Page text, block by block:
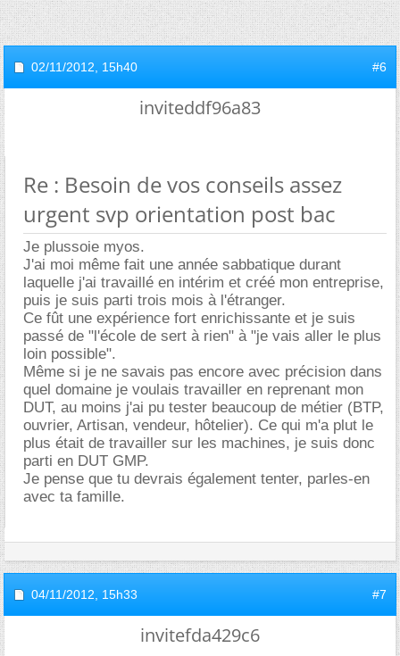
02/11/2012, 15h40 #6
inviteddf96a83
Re : Besoin de vos conseils assez
urgent svp orientation post bac
Je plussoie myos.
J'ai moi même fait une année sabbatique durant
laquelle j'ai travaillé en intérim et créé mon entreprise,
puis je suis parti trois mois à l'étranger.
Ce fût une expérience fort enrichissante et je suis
passé de "l'école de sert à rien" à "je vais aller le plus
loin possible".
Même si je ne savais pas encore avec précision dans
quel domaine je voulais travailler en reprenant mon
DUT, au moins j'ai pu tester beaucoup de métier (BTP,
ouvrier, Artisan, vendeur, hôtelier). Ce qui m'a plut le
plus était de travailler sur les machines, je suis donc
parti en DUT GMP.
Je pense que tu devrais également tenter, parles-en
avec ta famille.
04/11/2012, 15h33 #7
invitefda429c6